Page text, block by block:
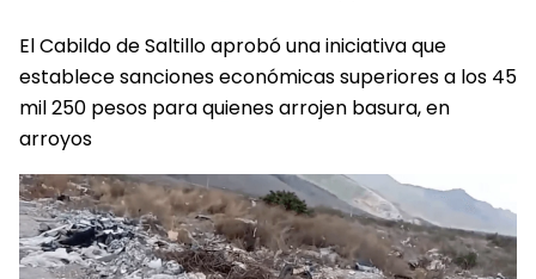
El Cabildo de Saltillo aprobó una iniciativa que
establece sanciones económicas superiores a los 45
mil 250 pesos para quienes arrojen basura, en
arroyos